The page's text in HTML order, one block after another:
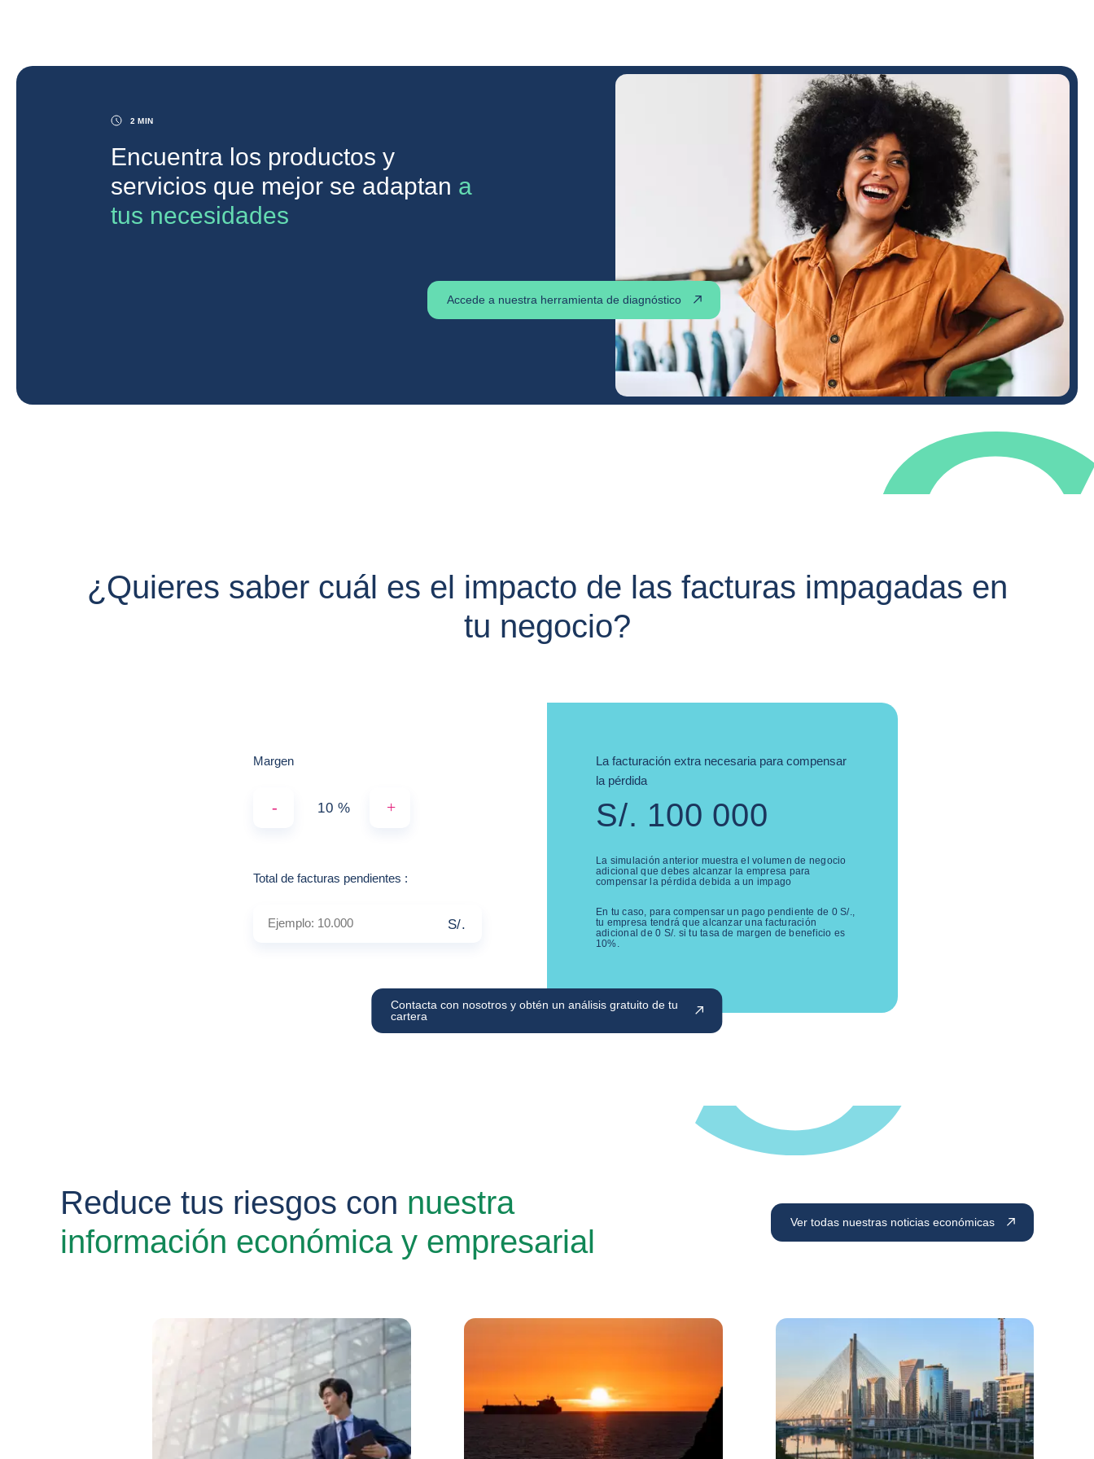
Encuentra los productos y
servicios que mejor se adaptan a
tus necesidades
2 MIN
Accede a nuestra herramienta de diagnóstico
¿Quieres saber cuál es el impacto de las facturas impagadas en
tu negocio?
Margen
- % +
Total de facturas pendientes Ejemplo: 10.000
:
S/.
La facturación extra necesaria para compensar
la pérdida
S/. 100 000
La simulación anterior muestra el volumen de negocio
adicional que debes alcanzar la empresa para
compensar la pérdida debida a un impago
En tu caso, para compensar un pago pendiente de 0 S/.,
tu empresa tendrá que alcanzar una facturación
adicional de0 S/. si tu tasa de margen de beneficio es
10%.
Contacta con nosotros y obtén un análisis gratuito de tu
cartera
Reduce tus riesgos con nuestra
información económica y empresarial
Ver todas nuestras noticias económicas